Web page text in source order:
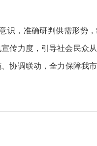
识，准确研判供需形势
传力度，引导社会民众
协调联动，全力保障我